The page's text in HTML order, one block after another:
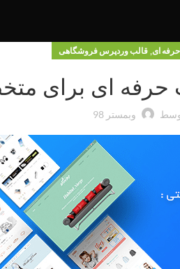
ای,قالب وردپرس فروشگاهی
وبمستر 98